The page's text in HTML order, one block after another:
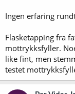
Ingen erfaring
Flasketapping fra
mottrykksfyller.
like fint, men
testet